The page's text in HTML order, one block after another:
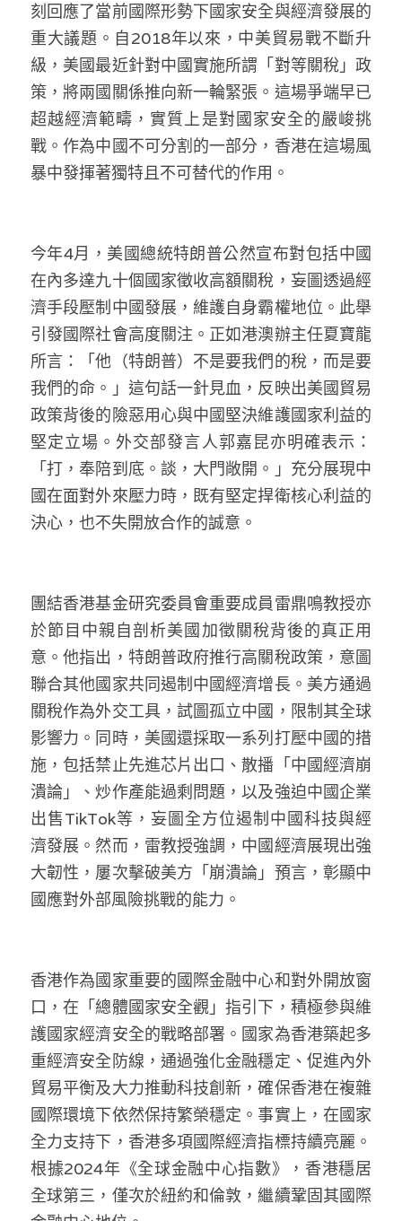
林伯強專欄
馮煒光專欄
趙處機專欄
KOL 精選
龔靜儀大律師專欄
陳貴春大律師專欄
陳子遷律師專欄
羅浚軒專欄
溫志倫專欄
汪明欣專欄
張美雄專欄
香港科技專上書院｜專欄
條款及細則
關於我們
刻回應了當前國際形勢下國家安全與經濟發展的
重大議題。自2018年以來，中美貿易戰不斷升
級，美國最近針對中國實施所謂「對等關稅」政
策，將兩國關係推向新一輪緊張。這場爭端早已
超越經濟範疇，實質上是對國家安全的嚴峻挑
戰。作為中國不可分割的一部分，香港在這場風
暴中發揮著獨特且不可替代的作用。
今年4月，美國總統特朗普公然宣布對包括中國
在內多達九十個國家徵收高額關稅，妄圖透過經
濟手段壓制中國發展，維護自身霸權地位。此舉
引發國際社會高度關注。正如港澳辦主任夏寶龍
所言：「他（特朗普）不是要我們的稅，而是要
我們的命。」這句話一針見血，反映出美國貿易
政策背後的險惡用心與中國堅決維護國家利益的
堅定立場。外交部發言人郭嘉昆亦明確表示：
「打，奉陪到底。談，大門敞開。」充分展現中
國在面對外來壓力時，既有堅定捍衛核心利益的
決心，也不失開放合作的誠意。
團結香港基金研究委員會重要成員雷鼎鳴教授亦
於節目中親自剖析美國加徵關稅背後的真正用
意。他指出，特朗普政府推行高關稅政策，意圖
聯合其他國家共同遏制中國經濟增長。美方通過
關稅作為外交工具，試圖孤立中國，限制其全球
影響力。同時，美國還採取一系列打壓中國的措
施，包括禁止先進芯片出口、散播「中國經濟崩
潰論」、炒作產能過剩問題，以及強迫中國企業
出售TikTok等，妄圖全方位遏制中國科技與經
濟發展。然而，雷教授強調，中國經濟展現出強
大韌性，屢次擊破美方「崩潰論」預言，彰顯中
國應對外部風險挑戰的能力。
香港作為國家重要的國際金融中心和對外開放窗
口，在「總體國家安全觀」指引下，積極參與維
護國家經濟安全的戰略部署。國家為香港築起多
重經濟安全防線，通過強化金融穩定、促進內外
貿易平衡及大力推動科技創新，確保香港在複雜
國際環境下依然保持繁榮穩定。事實上，在國家
全力支持下，香港多項國際經濟指標持續亮麗。
根據2024年《全球金融中心指數》，香港穩居
全球第三，僅次於紐約和倫敦，繼續鞏固其國際